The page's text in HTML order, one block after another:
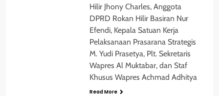
Hilir Jhony Charles, Anggota
DPRD Rokan Hilir Basiran Nur
Efendi, Kepala Satuan Kerja
Pelaksanaan Prasarana Strategis
M. Yudi Prasetya, Plt. Sekretaris
Wapres Al Muktabar, dan Staf
Khusus Wapres Achmad Adhitya
Read More